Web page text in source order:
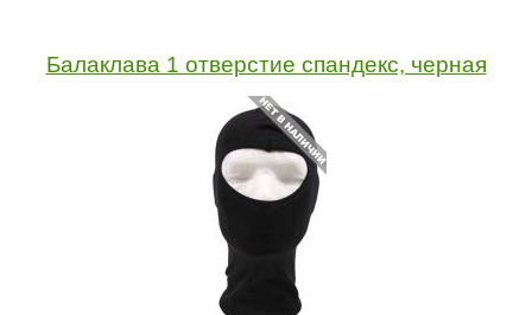
Балаклава 1 отверстие спандекс, черная